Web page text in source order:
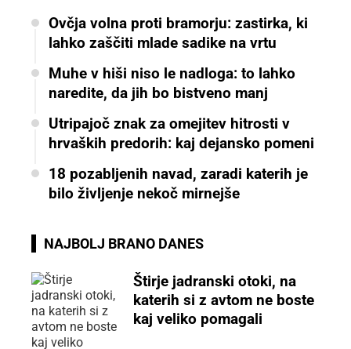
Ovčja volna proti bramorju: zastirka, ki
lahko zaščiti mlade sadike na vrtu
Muhe v hiši niso le nadloga: to lahko
naredite, da jih bo bistveno manj
Utripajoč znak za omejitev hitrosti v
hrvaških predorih: kaj dejansko pomeni
18 pozabljenih navad, zaradi katerih je
bilo življenje nekoč mirnejše
NAJBOLJ BRANO DANES
Štirje jadranski otoki, na
katerih si z avtom ne boste
kaj veliko pomagali